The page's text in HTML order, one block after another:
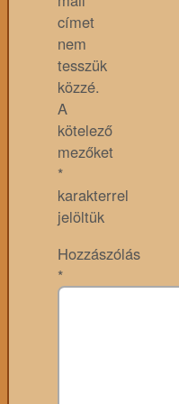
címet
nem
tesszük
közzé.
A
kötelező
mezőket
*
karakterrel
jelöltük
Hozzászólás
*